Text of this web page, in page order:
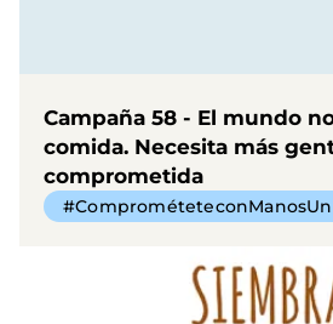
Campaña 58 - El mundo
comida. Necesita más
comprometida